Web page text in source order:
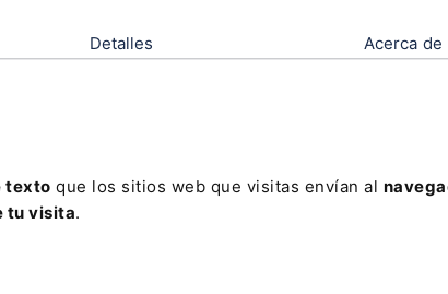
Detalles Acerca de
texto que los sitios web que visitas envían al
tu visita.
de EEUU, existe normativa específica del
de automóviles por los fabricantes (Texas,
Nueva Jersey y Maryland revocaron las
de venta de los nuevos fabricantes como
a prueba las limitaciones tradicionales a la
sociales e internet es un negocio sin
tanto fabricantes (con atención a los
como concesionarios. Nos